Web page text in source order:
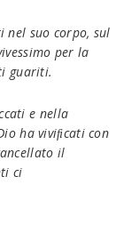
suo corpo, sul
per la
guariti.
e nella
ha viviﬁcati con
il
ci